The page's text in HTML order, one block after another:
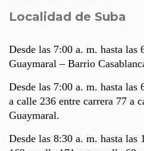
Localidad de Suba
Desde las 7:00 a. m. hasta las
Guaymaral – Barrio
Desde las 7:00 a. m. hasta
a calle 236 entre carrera 77 a
Guaymaral.
Desde las 8:30 a. m. hasta